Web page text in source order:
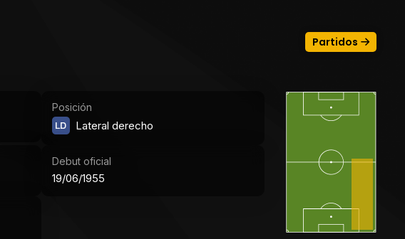
Partidos
Posición
LD Lateral derecho
Debut oficial
19/06/1955